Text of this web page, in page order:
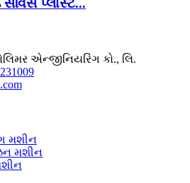
પ્લાસ્ટ...
એન્જીનિયરિંગ કો., લિ.
મશીન
મશીન